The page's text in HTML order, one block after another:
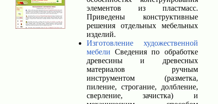
элементов из пластмасс.
Приведены конструктивные
решения отдельных мебельных
изделий.
Изготовление художественной
мебели Сведения по обработке
древесины и древесных
материалов ручным
инструментом (разметка,
пиление, строгание, долбление,
сверление, зачистка) и